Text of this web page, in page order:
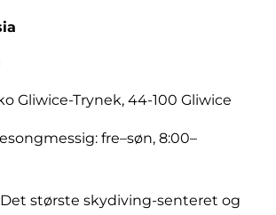
Gliwice-Trynek, 44-100 Gliwice
fre–søn, 8:00–
Det største skydiving-senteret og